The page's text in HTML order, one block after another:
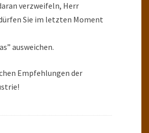
verzweifeln, Herr
Sie im letzten Moment
ausweichen.
Empfehlungen der